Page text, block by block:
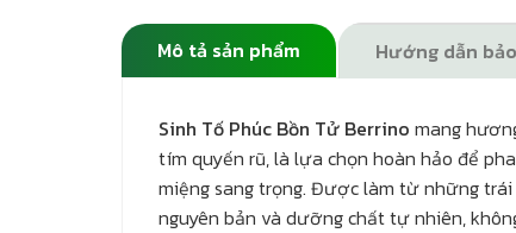
Mô tả sản phẩm Hướng dẫn
Sinh Tố Phúc Bồn Tử Berrino mang
tím quyến rũ, là lựa chọn hoàn hảo để
miệng sang trọng. Được làm từ những
nguyên bản và dưỡng chất tự nhiên,